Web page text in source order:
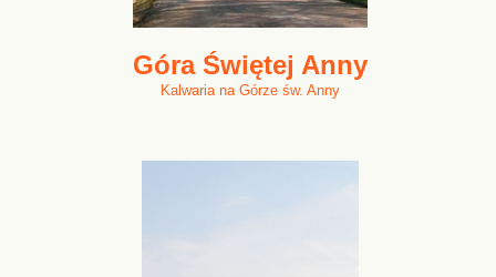
Góra Świętej Anny
Kalwaria na Górze św. Anny